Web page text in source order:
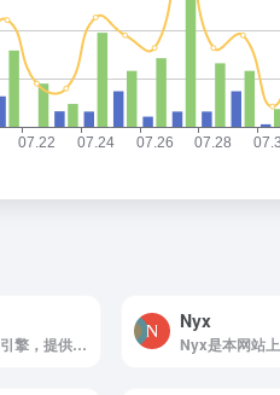
微软推出的搜索引擎，提供网页、图片、视频和新闻等多种内容的搜索服务，支持多语言和隐私保护功能，是全球广泛使用的搜索引擎之一。
Nyx